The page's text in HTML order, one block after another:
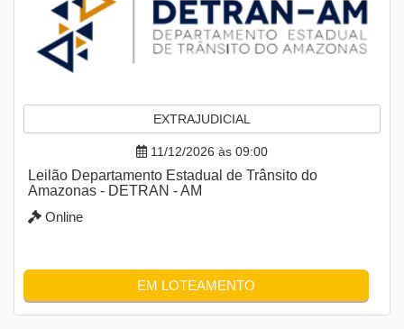
EXTRAJUDICIAL
11/12/2026 às 09:00
Leilão Departamento Estadual de Trânsito do
Amazonas - DETRAN - AM
Online
EM LOTEAMENTO